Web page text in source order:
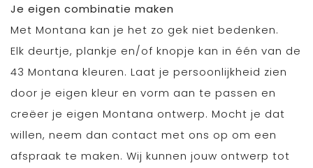
Je eigen combinatie maken
Met Montana kan je het zo gek niet bedenken.
Elk deurtje, plankje en/of knopje kan in één van de
43 Montana kleuren. Laat je persoonlijkheid zien
door je eigen kleur en vorm aan te passen en
creëer je eigen Montana ontwerp. Mocht je dat
willen, neem dan contact met ons op om een
afspraak te maken. Wij kunnen jouw ontwerp tot